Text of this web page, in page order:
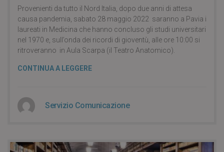
Provenienti da tutto il Nord Italia, dopo due anni di attesa
causa pandemia, sabato 28 maggio 2022 saranno a Pavia i
laureati in Medicina che hanno concluso gli studi universitari
nel 1970 e, sull’onda dei ricordi di gioventù, alle ore 10:00 si
ritroveranno in Aula Scarpa (il Teatro Anatomico).
CONTINUA A LEGGERE
Servizio Comunicazione